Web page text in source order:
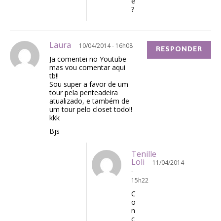
?
Laura 10/04/2014 - 16h08
Ja comentei no Youtube
mas vou comentar aqui
tb!!
Sou super a favor de um
tour pela penteadeira
atualizado, e também de
um tour pelo closet todo!!
kkk
Bjs
RESPONDER
Tenille
Loli
11/04/2014
-
15h22
C
o
n
c